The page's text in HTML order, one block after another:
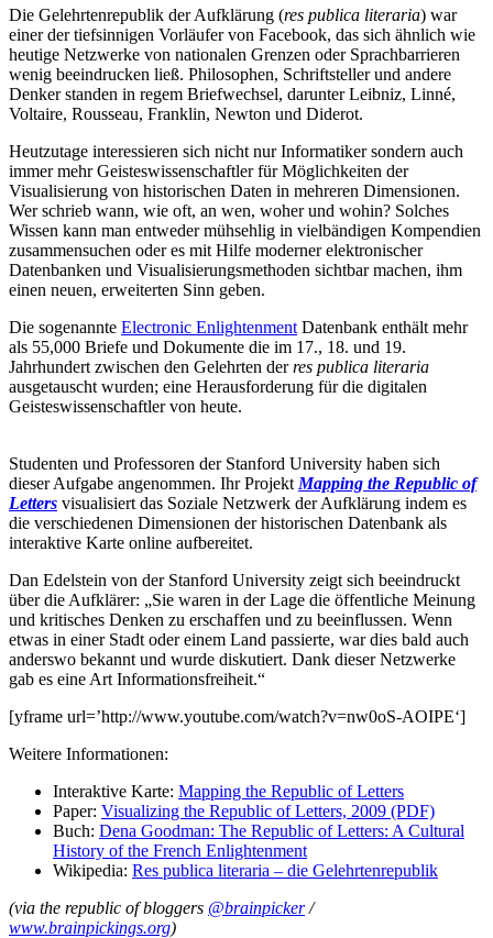
Die Gelehrtenrepublik der Aufklärung (res publica literaria) war
einer der tiefsinnigen Vorläufer von Facebook, das sich ähnlich wie
heutige Netzwerke von nationalen Grenzen oder Sprachbarrieren
wenig beeindrucken ließ. Philosophen, Schriftsteller und andere
Denker standen in regem Briefwechsel, darunter Leibniz, Linné,
Voltaire, Rousseau, Franklin, Newton und Diderot.
Heutzutage interessieren sich nicht nur Informatiker sondern auch
immer mehr Geisteswissenschaftler für Möglichkeiten der
Visualisierung von historischen Daten in mehreren Dimensionen.
Wer schrieb wann, wie oft, an wen, woher und wohin? Solches
Wissen kann man entweder mühsehlig in vielbändigen Kompendien
zusammensuchen oder es mit Hilfe moderner elektronischer
Datenbanken und Visualisierungsmethoden sichtbar machen, ihm
einen neuen, erweiterten Sinn geben.
Die sogenannte Electronic Enlightenment Datenbank enthält mehr
als 55,000 Briefe und Dokumente die im 17., 18. und 19.
Jahrhundert zwischen den Gelehrten derres publica literaria
ausgetauscht wurden; eine Herausforderung für die digitalen
Geisteswissenschaftler von heute.
Studenten und Professoren der Stanford University haben sich
dieser Aufgabe angenommen. Ihr Projekt Mapping the Republic of
Letters visualisiert das Soziale Netzwerk der Aufklärung indem es
die verschiedenen Dimensionen der historischen Datenbank als
interaktive Karte online aufbereitet.
Dan Edelstein von der Stanford University zeigt sich beeindruckt
über die Aufklärer: „Sie waren in der Lage die öffentliche Meinung
und kritisches Denken zu erschaffen und zu beeinflussen. Wenn
etwas in einer Stadt oder einem Land passierte, war dies bald auch
anderswo bekannt und wurde diskutiert. Dank dieser Netzwerke
gab es eine Art Informationsfreiheit.“
[yframe url=’http://www.youtube.com/watch?v=nw0oS-AOIPE‘]
Weitere Informationen:
Interaktive Karte: Mapping the Republic of Letters
Paper: Visualizing the Republic of Letters, 2009 (PDF)
Buch: Dena Goodman: The Republic of Letters: A Cultural
History of the French Enlightenment
Wikipedia: Res publica literaria – die Gelehrtenrepublik
(via the republic of bloggers @brainpicker/
www.brainpickings.org)